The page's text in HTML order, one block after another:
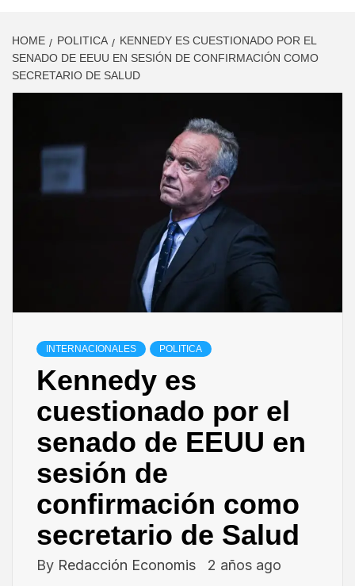
HOME POLITICA
KENNEDY ES CUESTIONADO POR EL
SENADO DE EEUU EN SESIÓN DE CONFIRMACIÓN COMO
SECRETARIO DE SALUD
INTERNACIONALES POLITICA
Kennedy es
cuestionado por el
senado de EEUU en
sesión de
confirmación como
secretario de Salud
By Redacción Economis 2 años ago